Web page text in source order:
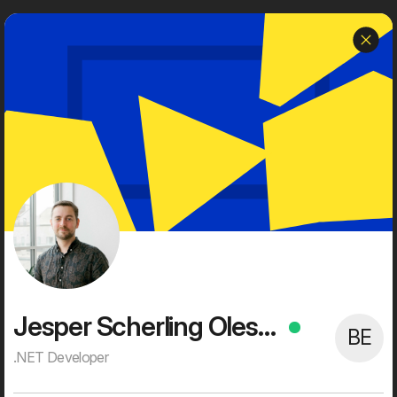
Dwarf er et uafhængigt, kreativt og tech-savvy digitalt bureau
med en rig historie og succesfulde kunder.
Vi er 60+ digitale ildsjæle med høje ambitioner på vores kunders
vegne. Alt bliver digitaliseret, og det er sjovt for vores kunder og
for os. Det giver mulighed for at skubbe alvorligt til status quo,
skabe stærke visuelle brugeroplevelser, nye digitale services og
effektivisere processer og forretningsgange. Dét er, hvad
digitalisering handler om for os. Det er, hvad vi brænder for. Og
Jesper Scherling Olesen
.NET Developer
BE